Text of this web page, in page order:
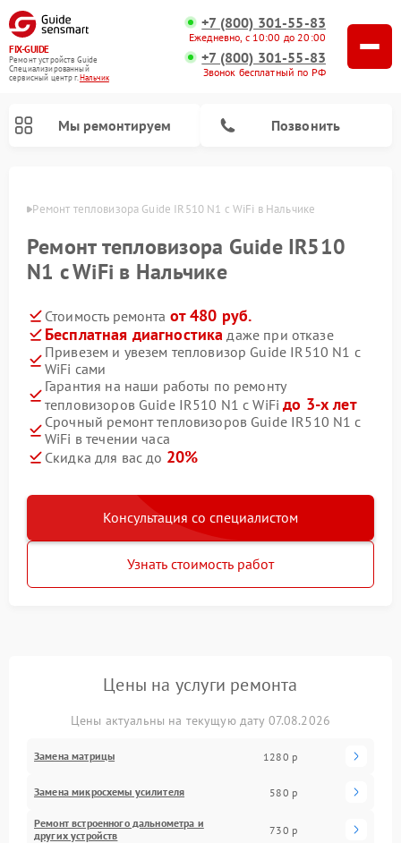
FIX-GUIDE
Ремонт устройств Guide
Специализированный
cервисный центр г.Нальчик
+7 (800) 301-55-83
Ежедневно, с 10:00 до 20:00
+7 (800) 301-55-83
Звонок бесплатный по РФ
Мы ремонтируем Позвонить
Ремонт тепловизора Guide IR510 N1 c WiFi в Нальчике
Ремонт тепловизора Guide IR510
N1 c WiFi в Нальчике
Стоимость ремонта от 480 руб.
Бесплатная диагностика даже при отказе
Привезем и увезем тепловизор Guide IR510 N1 c
WiFi сами
Гарантия на наши работы по ремонту
тепловизоров Guide IR510 N1 c WiFiдо 3-х лет
Срочный ремонт тепловизоров Guide IR510 N1 c
WiFi в течении часа
Скидка для вас до 20%
Консультация со специалистом
Узнать стоимость работ
Цены на услуги ремонта
Цены актуальны на текущую дату 07.08.2026
Замена матрицы 1280 р
Замена микросхемы усилителя 580 р
Ремонт встроенного дальнометра и
других устройств
730 р